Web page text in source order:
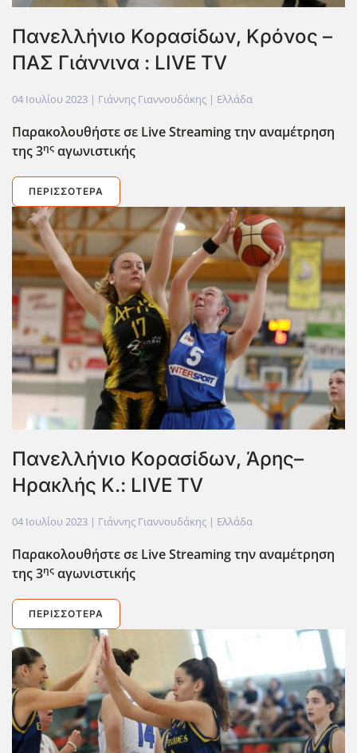
Πανελλήνιο Κορασίδων, Κρόνος –
ΠΑΣ Γιάννινα : LIVE TV
04 Ιουλίου 2023 | Γιάννης Γιαννουδάκης | Ελλάδα
Παρακολουθήστε σε LiveStreamingτην αναμέτρηση
της 3ης αγωνιστικής
ΠΕΡΙΣΣΌΤΕΡΑ
Πανελλήνιο Κορασίδων, Άρης–
Ηρακλής Κ.: LIVE TV
04 Ιουλίου 2023 | Γιάννης Γιαννουδάκης | Ελλάδα
Παρακολουθήστε σε LiveStreamingτην αναμέτρηση
της 3ης αγωνιστικής
ΠΕΡΙΣΣΌΤΕΡΑ